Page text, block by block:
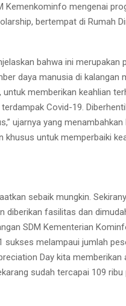
Kemenkominfo mengenai
bertempat di Rumah
bahwa ini merupakan
daya manusia di kalangan
memberikan keahlian
Covid-19.
ujarnya yang menambahkan
khusus untuk memperbaiki
sebaik mungkin.
diberikan fasilitas dan
SDM Kementerian
sukses melampaui jumlah
Day kita memberikan
sudah tercapai 109